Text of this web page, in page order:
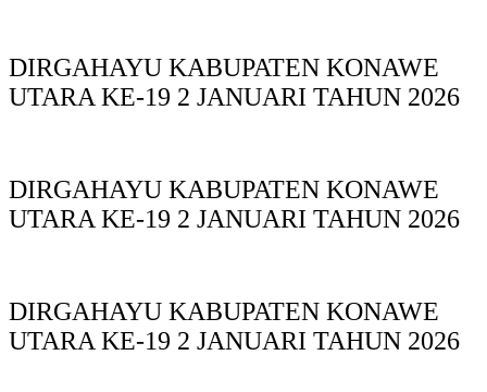
DIRGAHAYU KABUPATEN KONAWE
UTARA KE-19 2 JANUARI TAHUN 2026
DIRGAHAYU KABUPATEN KONAWE
UTARA KE-19 2 JANUARI TAHUN 2026
DIRGAHAYU KABUPATEN KONAWE
UTARA KE-19 2 JANUARI TAHUN 2026